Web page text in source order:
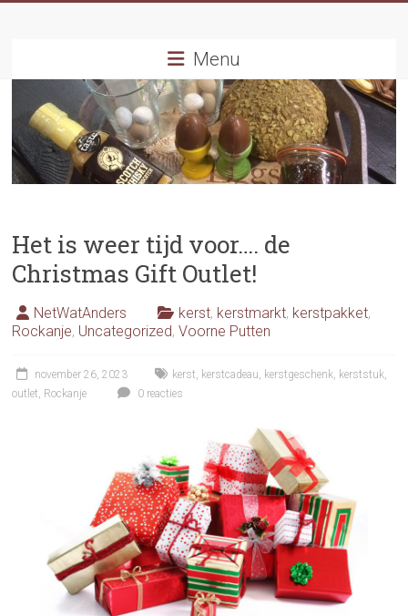
Menu
Het is weer tijd voor…. de
Christmas Gift Outlet!
NetWatAnders kerst, kerstmarkt, kerstpakket,
Rockanje, Uncategorized,Voorne Putten
november 26, 2023 kerst, kerstcadeau, kerstgeschenk, kerststuk,
outlet, Rockanje 0 reacties